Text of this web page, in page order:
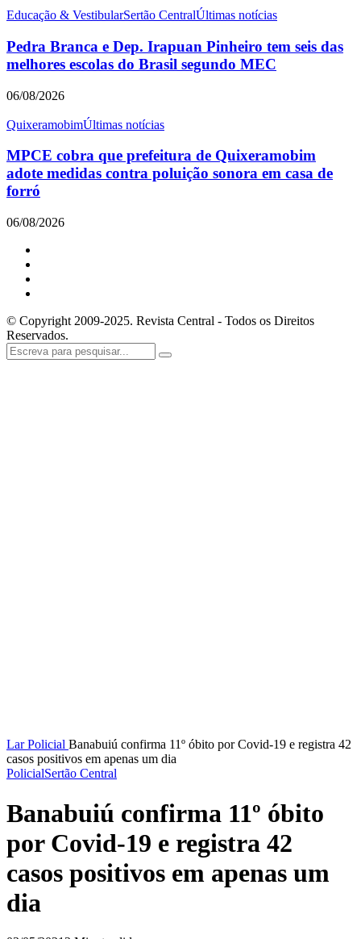
Educação & VestibularSertão CentralÚltimas notícias
Pedra Branca e Dep. Irapuan Pinheiro tem seis das
melhores escolas do Brasil segundo MEC
06/08/2026
QuixeramobimÚltimas notícias
MPCE cobra que prefeitura de Quixeramobim
adote medidas contra poluição sonora em casa de
forró
06/08/2026
© Copyright 2009-2025. Revista Central - Todos os Direitos
Reservados.
LarPolicial Banabuiú confirma 11º óbito por Covid-19 e registra 42
casos positivos em apenas um dia
PolicialSertão Central
Banabuiú confirma 11º óbito
por Covid-19 e registra 42
casos positivos em apenas um
dia